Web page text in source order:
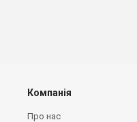
Компанія
Про нас